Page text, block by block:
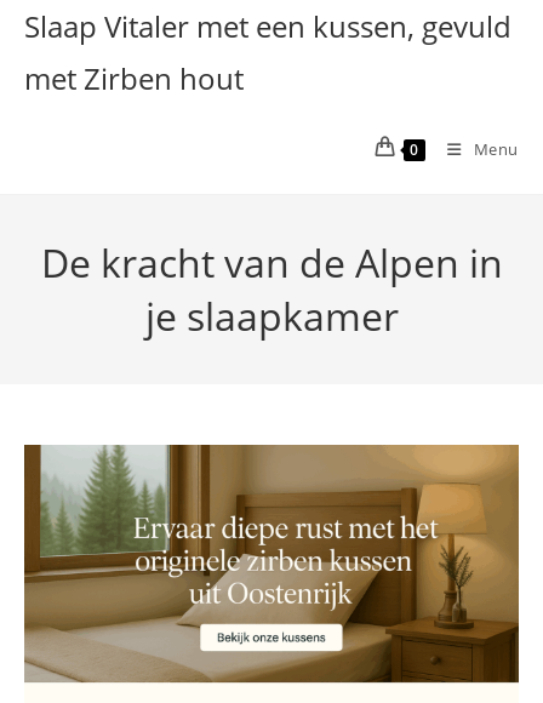
naar
inhoud
Slaap Vitaler met een kussen, gevuld
met Zirben hout
0 Menu
De kracht van de Alpen in
je slaapkamer